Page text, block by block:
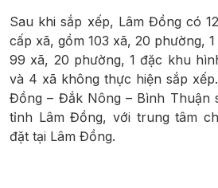
Sau khi sắp xếp, Lâm Đồng có
cấp xã, gồm 103 xã, 20 phường,
99 xã, 20 phường, 1 đặc khu
và 4 xã không thực hiện sắp
Đồng – Đắk Nông – Bình Thuận
tỉnh Lâm Đồng, với trung tâm
đặt tại Lâm Đồng.